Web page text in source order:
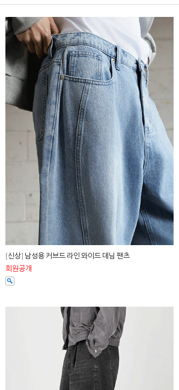
[신상] 남성용 커브드 라인 와이드 데님 팬츠
회원공개